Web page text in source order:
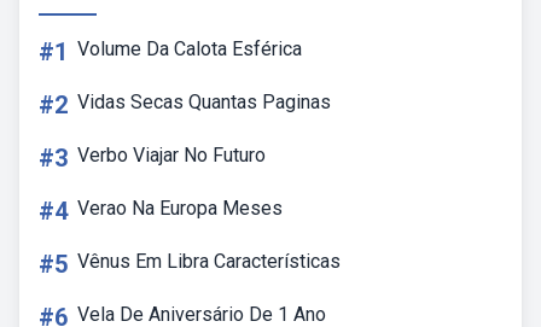
#1 Volume Da Calota Esférica
#2 Vidas Secas Quantas Paginas
#3 Verbo Viajar No Futuro
#4 Verao Na Europa Meses
#5 Vênus Em Libra Características
#6 Vela De Aniversário De 1 Ano